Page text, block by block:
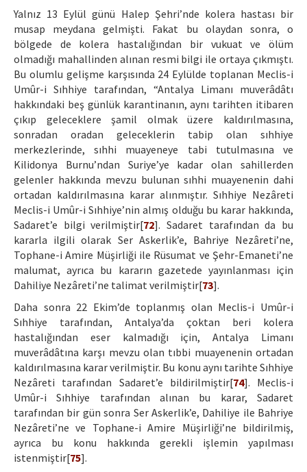
Yalnız 13 Eylül günü Halep Şehri’nde kolera hastası bir
musap meydana gelmişti. Fakat bu olaydan sonra, o
bölgede de kolera hastalığından bir vukuat ve ölüm
olmadığı mahallinden alınan resmi bilgi ile ortaya çıkmıştı.
Bu olumlu gelişme karşısında 24 Eylülde toplanan Meclis-i
Umûr-i Sıhhiye tarafından, “Antalya Limanı muverâdâtı
hakkındaki beş günlük karantinanın, aynı tarihten itibaren
çıkıp geleceklere şamil olmak üzere kaldırılmasına,
sonradan oradan geleceklerin tabip olan sıhhiye
merkezlerinde, sıhhi muayeneye tabi tutulmasına ve
Kilidonya Burnu’ndan Suriye’ye kadar olan sahillerden
gelenler hakkında mevzu bulunan sıhhi muayenenin dahi
ortadan kaldırılmasına karar alınmıştır. Sıhhiye Nezâreti
Meclis-i Umûr-i Sıhhiye’nin almış olduğu bu karar hakkında,
Sadaret’e bilgi verilmiştir[72]. Sadaret tarafından da bu
kararla ilgili olarak Ser Askerlik’e, Bahriye Nezâreti’ne,
Tophane-i Amire Müşirliği ile Rüsumat ve Şehr-Emaneti’ne
malumat, ayrıca bu kararın gazetede yayınlanması için
Dahiliye Nezâreti’ne talimat verilmiştir[73].
Daha sonra 22 Ekim’de toplanmış olan Meclis-i Umûr-i
Sıhhiye tarafından, Antalya’da çoktan beri kolera
hastalığından eser kalmadığı için, Antalya Limanı
muverâdâtına karşı mevzu olan tıbbi muayenenin ortadan
kaldırılmasına karar verilmiştir. Bu konu aynı tarihte Sıhhiye
Nezâreti tarafından Sadaret’e bildirilmiştir[74]. Meclis-i
Umûr-i Sıhhiye tarafından alınan bu karar, Sadaret
tarafından bir gün sonra Ser Askerlik’e, Dahiliye ile Bahriye
Nezâreti’ne ve Tophane-i Amire Müşirliği’ne bildirilmiş,
ayrıca bu konu hakkında gerekli işlemin yapılması
istenmiştir[75].